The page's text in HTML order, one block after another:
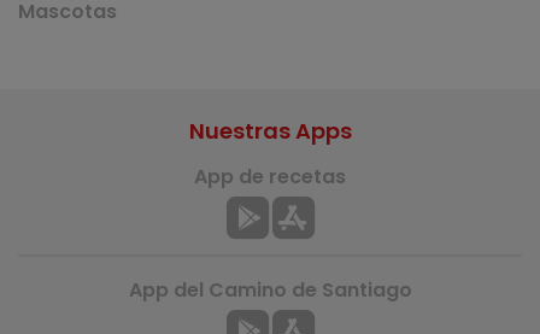
Mascotas
Nuestras Apps
App de recetas
App del Camino de Santiago